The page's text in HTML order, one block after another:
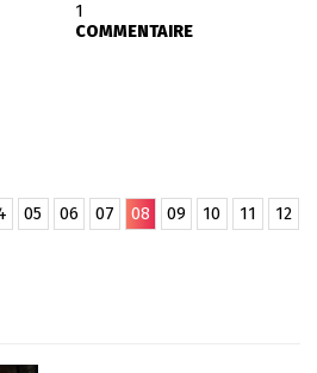
1
COMMENTAIRE
05 06 07 08 09 10 11
12